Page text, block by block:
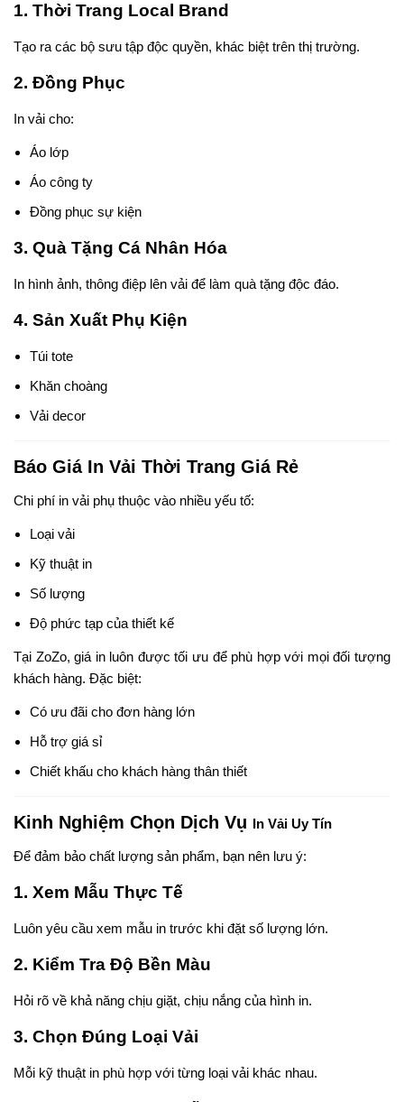
1. Thời Trang Local Brand
Tạo ra các bộ sưu tập độc quyền, khác biệt trên thị trường.
2. Đồng Phục
In vải cho:
Áo lớp
Áo công ty
Đồng phục sự kiện
3. Quà Tặng Cá Nhân Hóa
In hình ảnh, thông điệp lên vải để làm quà tặng độc đáo.
4. Sản Xuất Phụ Kiện
Túi tote
Khăn choàng
Vải decor
Báo Giá In Vải Thời Trang Giá Rẻ
Chi phí in vải phụ thuộc vào nhiều yếu tố:
Loại vải
Kỹ thuật in
Số lượng
Độ phức tạp của thiết kế
Tại ZoZo, giá in luôn được tối ưu để phù hợp với mọi đối tượng
khách hàng. Đặc biệt:
Có ưu đãi cho đơn hàng lớn
Hỗ trợ giá sỉ
Chiết khấu cho khách hàng thân thiết
Kinh Nghiệm Chọn Dịch Vụ In Vải Uy Tín
Để đảm bảo chất lượng sản phẩm, bạn nên lưu ý:
1. Xem Mẫu Thực Tế
Luôn yêu cầu xem mẫu in trước khi đặt số lượng lớn.
2. Kiểm Tra Độ Bền Màu
Hỏi rõ về khả năng chịu giặt, chịu nắng của hình in.
3. Chọn Đúng Loại Vải
Mỗi kỹ thuật in phù hợp với từng loại vải khác nhau.